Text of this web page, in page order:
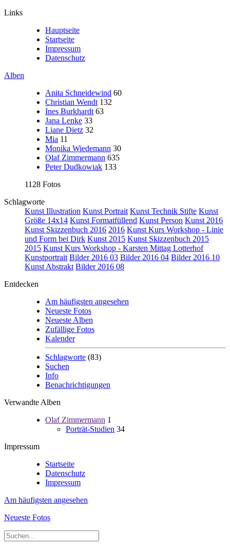
Links
Hauptseite
Startseite
Impressum
Datenschutz
Alben
Anita Schneidewind 60
Christian Wendt 132
Ines Burkhardt 63
Jana Lenke 33
Liane Dietz 32
Mia 11
Monika Wiedemann 30
Olaf Zimmermann 635
Peter Dudkowiak 133
1128 Fotos
Schlagworte
Kunst Illustration Kunst Portrait Kunst Technik Stifte Kunst
Größe 14x14 Kunst Formatfüllend Kunst Person Kunst 2016
Kunst Skizzenbuch 2016 2016 Kunst Kurs Workshop - Linie
und Form bei Dirk Kunst 2015 Kunst Skizzenbuch 2015
2015 Kunst Kurs Workshop - Karsten Mittag Lotterhof
Kunstportrait Bilder 2016 03 Bilder 2016 04 Bilder 2016 10
Kunst Abstrakt Bilder 2016 08
Entdecken
Am häufigsten angesehen
Neueste Fotos
Neueste Alben
Zufällige Fotos
Kalender
Schlagworte (83)
Suchen
Info
Benachrichtigungen
Verwandte Alben
Olaf Zimmermann 1
Porträt-Studien 34
Impressum
Startseite
Datenschutz
Impressum
Am häufigsten angesehen
Neueste Fotos